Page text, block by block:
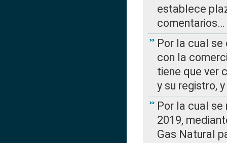
establece
comentarios…
Por la cual
con la
tiene que ver
y su registro,
Por la cual
2019,
Gas Natural